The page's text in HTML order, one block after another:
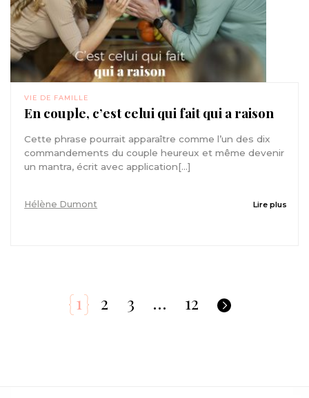
VIE DE FAMILLE
En couple, c’est celui qui fait qui a raison
Cette phrase pourrait apparaître comme l’un des dix
commandements du couple heureux et même devenir
un mantra, écrit avec application[...]
Hélène Dumont Lire plus
1 2 3 … 12